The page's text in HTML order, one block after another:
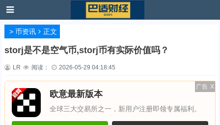
> 币资讯 正文
storj是不是空气币,storj币有实际价值吗？
LR 阅读： 2026-05-29 04:18:45
广告 X
欧意最新版本
全球三大交易所之一，新用户注册即领专属福利。